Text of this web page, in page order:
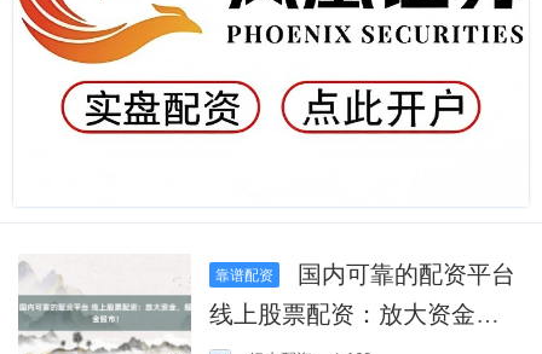
靠谱配资
线上股票配资：放大资金，